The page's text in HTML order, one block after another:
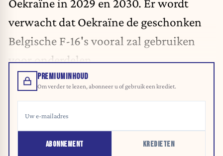
Oekraïne in 2029 en 2030. Er wordt
verwacht dat Oekraïne de geschonken
Belgische F-16's vooral zal gebruiken
voor onderdelen.
PREMIUMINHOUD
Om verder te lezen, abonneer u of gebruik een krediet.
ABONNEMENT KREDIETEN